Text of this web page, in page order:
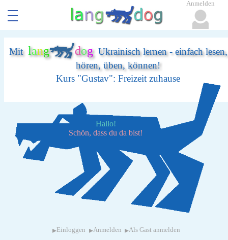
Mit lang dogUkrainisch lernen - einfach lesen,
hören, üben, können!
Kurs "Gustav": Freizeit zuhause
Hallo!
Schön, dass du da bist!
▸ Einloggen ▸Anmelden ▸Als Gast anmelden
Anmelden